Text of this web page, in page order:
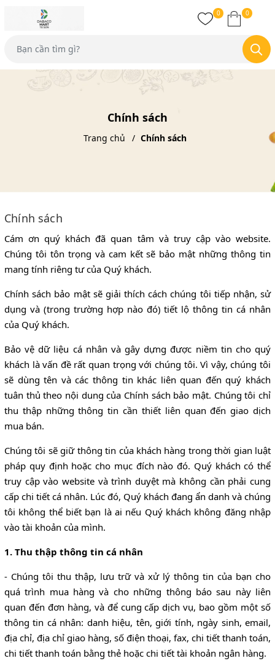
0 0
Chính sách
Trang chủ Chính sách
Chính sách
Cám ơn quý khách đã quan tâm và truy cập vào website.
Chúng tôi tôn trọng và cam kết sẽ bảo mật những thông tin
mang tính riêng tư của Quý khách.
Chính sách bảo mật sẽ giải thích cách chúng tôi tiếp nhận, sử
dụng và (trong trường hợp nào đó) tiết lộ thông tin cá nhân
của Quý khách.
Bảo vệ dữ liệu cá nhân và gây dựng được niềm tin cho quý
khách là vấn đề rất quan trọng với chúng tôi. Vì vậy, chúng tôi
sẽ dùng tên và các thông tin khác liên quan đến quý khách
tuân thủ theo nội dung của Chính sách bảo mật. Chúng tôi chỉ
thu thập những thông tin cần thiết liên quan đến giao dịch
mua bán.
Chúng tôi sẽ giữ thông tin của khách hàng trong thời gian luật
pháp quy định hoặc cho mục đích nào đó. Quý khách có thể
truy cập vào website và trình duyệt mà không cần phải cung
cấp chi tiết cá nhân. Lúc đó, Quý khách đang ẩn danh và chúng
tôi không thể biết bạn là ai nếu Quý khách không đăng nhập
vào tài khoản của mình.
1. Thu thập thông tin cá nhân
- Chúng tôi thu thập, lưu trữ và xử lý thông tin của bạn cho
quá trình mua hàng và cho những thông báo sau này liên
quan đến đơn hàng, và để cung cấp dịch vụ, bao gồm một số
thông tin cá nhân: danh hiệu, tên, giới tính, ngày sinh, email,
địa chỉ, địa chỉ giao hàng, số điện thoại, fax, chi tiết thanh toán,
chi tiết thanh toán bằng thẻ hoặc chi tiết tài khoản ngân hàng.